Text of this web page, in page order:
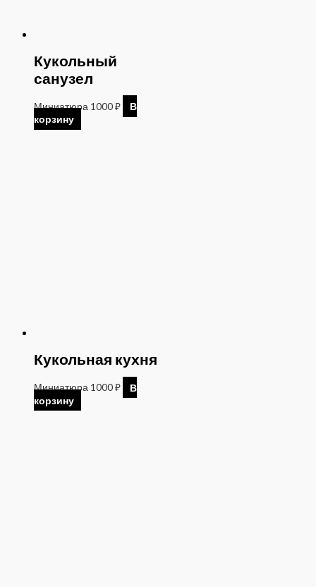
Кукольный
санузел
Миниатюра 1000₽
В
корзину
Кукольная кухня
Миниатюра 1000₽
В
корзину